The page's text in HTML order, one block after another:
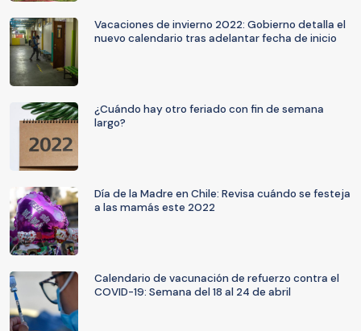
Vacaciones de invierno 2022: Gobierno detalla el
nuevo calendario tras adelantar fecha de inicio
¿Cuándo hay otro feriado con fin de semana
largo?
Día de la Madre en Chile: Revisa cuándo se festeja
a las mamás este 2022
Calendario de vacunación de refuerzo contra el
COVID-19: Semana del 18 al 24 de abril